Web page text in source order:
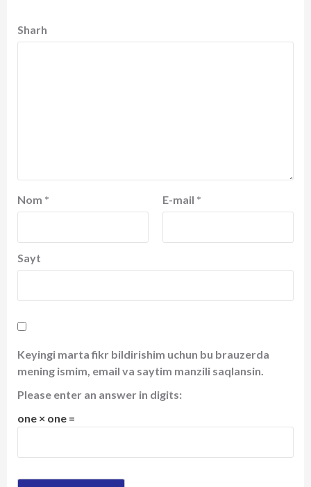
Sharh
Nom * E-mail *
Sayt
Keyingi marta fikr bildirishim uchun bu brauzerda
mening ismim, email va saytim manzili saqlansin.
Please enter an answer in digits:
one × one =